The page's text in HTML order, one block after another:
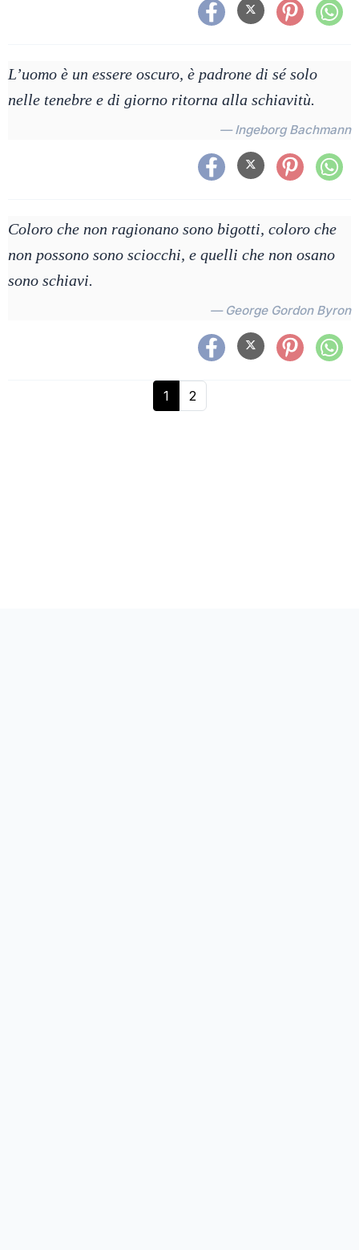
L’uomo è un essere oscuro, è padrone di sé solo
nelle tenebre e di giorno ritorna alla schiavitù.
— Ingeborg Bachmann
Coloro che non ragionano sono bigotti, coloro che
non possono sono sciocchi, e quelli che non osano
sono schiavi.
— George Gordon Byron
1 2